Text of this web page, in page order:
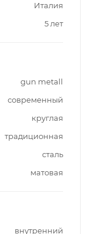
Италия
5 лет
gun metall
современный
круглая
традиционная
сталь
матовая
внутренний